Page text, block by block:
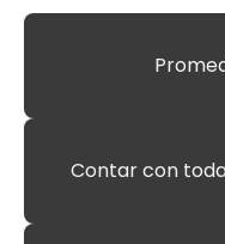
Contar con